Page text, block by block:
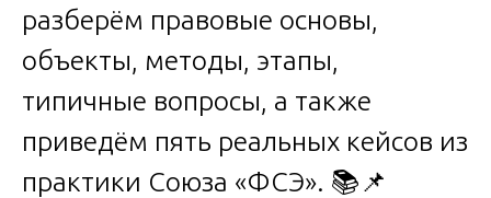
разберём правовые основы,
объекты, методы, этапы,
типичные вопросы, а также
приведём пять реальных кейсов из
практики Союза «ФСЭ». 📚📌